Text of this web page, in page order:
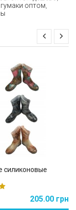
гумаки оптом
силиконовые
205.00 грн